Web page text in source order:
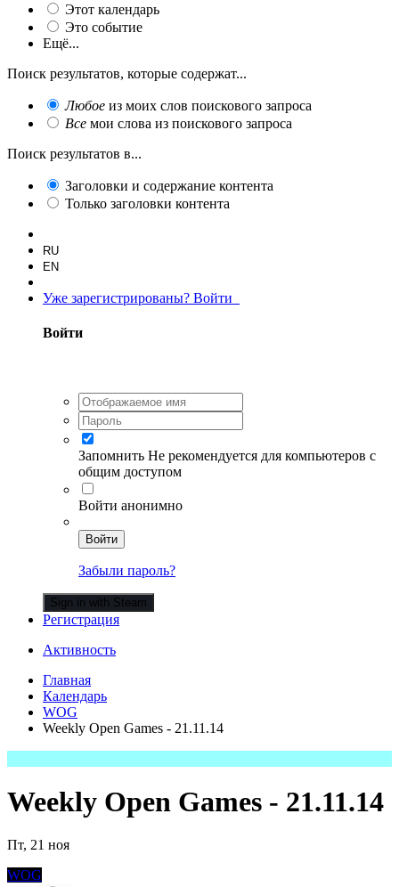
Этот календарь
Это событие
Ещё...
Поиск результатов, которые содержат...
Любое из моих слов поискового запроса
Все мои слова из поискового запроса
Поиск результатов в...
Заголовки и содержание контента
Только заголовки контента
RU
EN
Уже зарегистрированы? Войти
Войти
Запомнить Не рекомендуется для компьютеров с
общим доступом
Войти анонимно
Войти
Забыли пароль?
Sign in with Steam
Регистрация
Активность
Главная
Календарь
WOG
Weekly Open Games - 21.11.14
Weekly Open Games - 21.11.14
Пт, 21 ноя
WOG